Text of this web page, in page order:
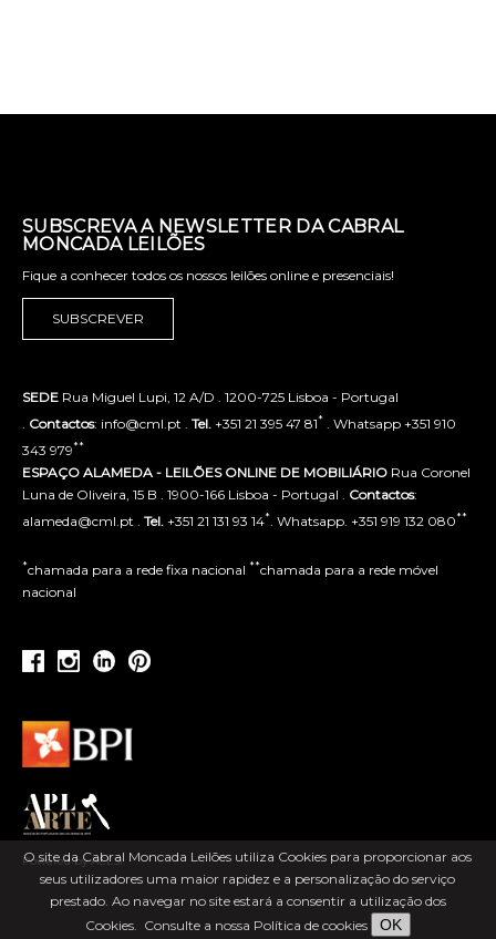
O site da Cabral Moncada Leilões utiliza Cookies para proporcionar aos
seus utilizadores uma maior rapidez e a personalização do serviço
prestado. Ao navegar no site estará a consentir a utilização dos
Cookies.
Consulte a nossa Política de cookies OK
SUBSCREVA A NEWSLETTER DA CABRAL
MONCADA LEILÕES
Fique a conhecer todos os nossos leilões online e presenciais!
SUBSCREVER
SEDE Rua Miguel Lupi, 12 A/D . 1200-725 Lisboa - Portugal
Contactos: info@cml.pt . Tel. +351 21 395 47 81* . Whatsapp +351 910
343 979**
ESPAÇO ALAMEDA - LEILÕES ONLINE DE MOBILIÁRIO Rua Coronel
Luna de Oliveira, 15 B . 1900-166 Lisboa - Portugal . Contactos:
alameda@cml.pt . Tel. +351 21 131 93 14* . Whatsapp. +351 919 132 080**
*chamada para a rede fixa nacional **chamada para a rede móvel
nacional
Powered by ACLSI